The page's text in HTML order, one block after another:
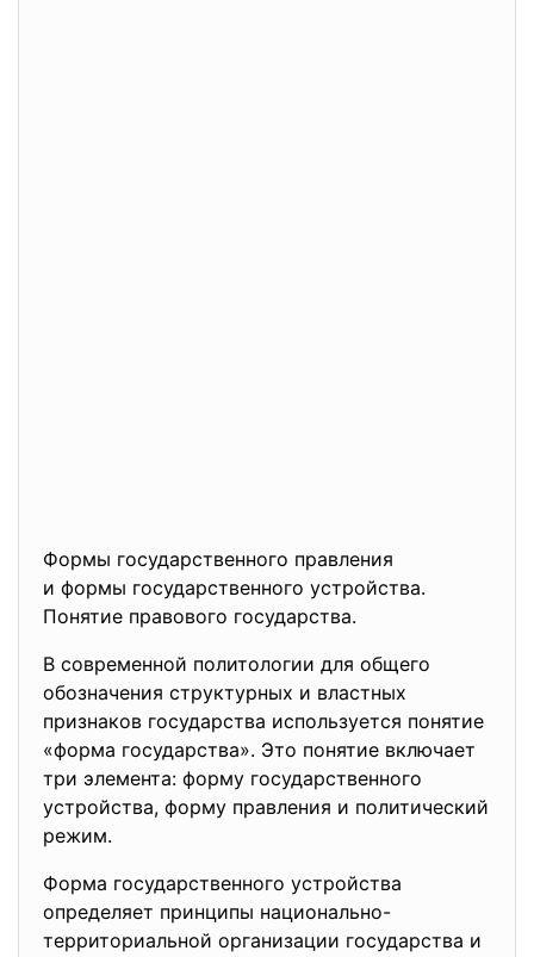
Формы государственного правления
и формы государственного устройства.
Понятие правового государства.
В современной политологии для общего
обозначения структурных и властных
признаков государства используется понятие
«форма государства». Это понятие включает
три элемента: форму государственного
устройства, форму правления и политический
режим.
Форма государственного устройства
определяет принципы национально-
территориальной организации государства и